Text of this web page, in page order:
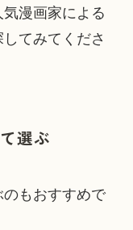
漫画家による
てみてくださ
選ぶ
もおすすめで